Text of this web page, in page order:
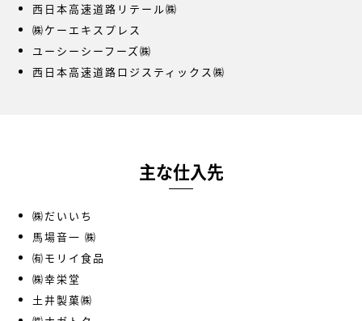
西日本高速道路リテール㈱
㈱ケーエキスプレス
ユーシーシーフーズ㈱
西日本高速道路ロジスティックス㈱
主な仕入先
㈱だいいち
馬場音一 ㈱
㈲モリイ食品
㈱幸栄堂
土井製菓㈱